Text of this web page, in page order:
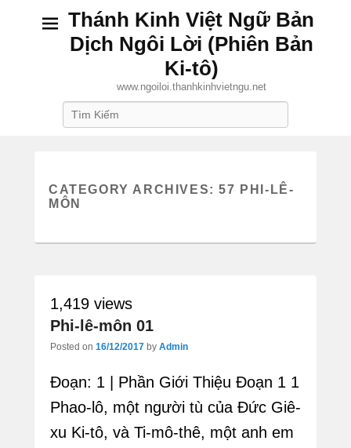
Thánh Kinh Việt Ngữ Bản
Dịch Ngôi Lời (Phiên Bản
Ki-tô)
www.ngoiloi.thanhkinhvietngu.net
CATEGORY ARCHIVES:57 PHI-LÊ-
MÔN
1,419 views
Phi-lê-môn 01
Posted on 16/12/2017 by Admin
Đoạn: 1 | Phần Giới Thiệu Đoạn 1 1
Phao-lô, một người tù của Đức Giê-
xu Ki-tô, và Ti-mô-thê, một anh em